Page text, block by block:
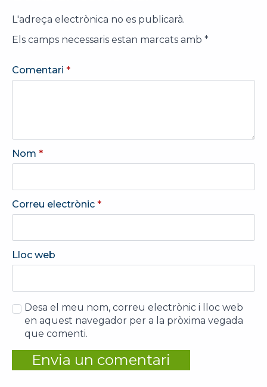
L'adreça electrònica no es publicarà.
Els camps necessaris estan marcats amb *
Comentari *
Nom *
Correu electrònic *
Lloc web
Desa el meu nom, correu electrònic i lloc web
en aquest navegador per a la pròxima vegada
que comenti.